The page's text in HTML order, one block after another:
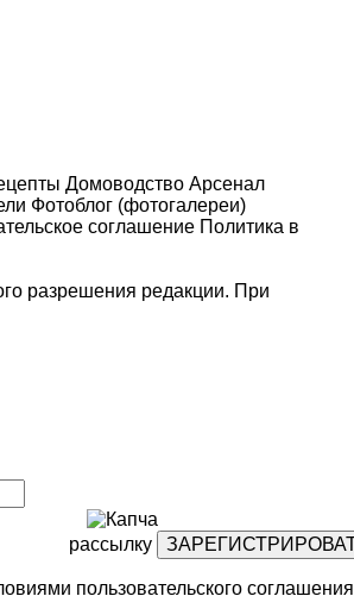
Домоводство Арсенал
Фотоблог (фотогалереи)
соглашение Политика в
разрешения редакции. При
рассылку
пользовательского соглашения